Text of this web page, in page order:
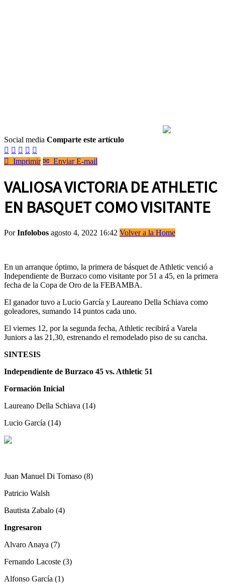
Social media Comparte este artículo
    
 Imprimir ✉ Enviar E-mail
VALIOSA VICTORIA DE ATHLETIC
EN BASQUET COMO VISITANTE
PorInfolobos agosto 4, 2022 16:42 Volver a la Home
En un arranque óptimo, la primera de básquet de Athletic venció a
Independiente de Burzaco como visitante por 51 a 45, en la primera
fecha de la Copa de Oro de la FEBAMBA.
El ganador tuvo a Lucio García y Laureano Della Schiava como
goleadores, sumando 14 puntos cada uno.
El viernes 12, por la segunda fecha, Athletic recibirá a Varela
Juniors a las 21,30, estrenando el remodelado piso de su cancha.
SINTESIS
Independiente de Burzaco 45 vs. Athletic 51
Formación Inicial
Laureano Della Schiava (14)
Lucio García (14)
Juan Manuel Di Tomaso (8)
Patricio Walsh
Bautista Zabalo (4)
Ingresaron
Alvaro Anaya (7)
Fernando Lacoste (3)
Alfonso García (1)